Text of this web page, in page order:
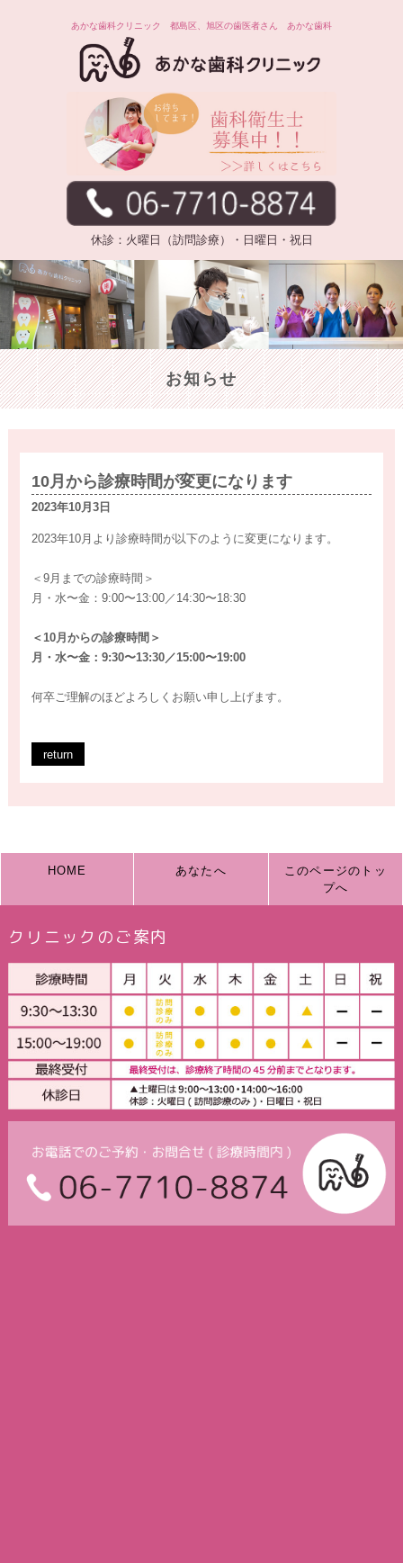
あかな歯科クリニック 都島区、旭区の歯医者さん あかな歯科
休診：火曜日（訪問診療）・日曜日・祝日
お知らせ
10月から診療時間が変更になります
2023年10月3日
2023年10月より診療時間が以下のように変更になります。
＜9月までの診療時間＞
月・水〜金：9:00〜13:00／14:30〜18:30
＜10月からの診療時間＞
月・水〜金：9:30〜13:30／15:00〜19:00
何卒ご理解のほどよろしくお願い申し上げます。
return
HOME あなたへ
このページのトッ
プへ
クリニックのご案内